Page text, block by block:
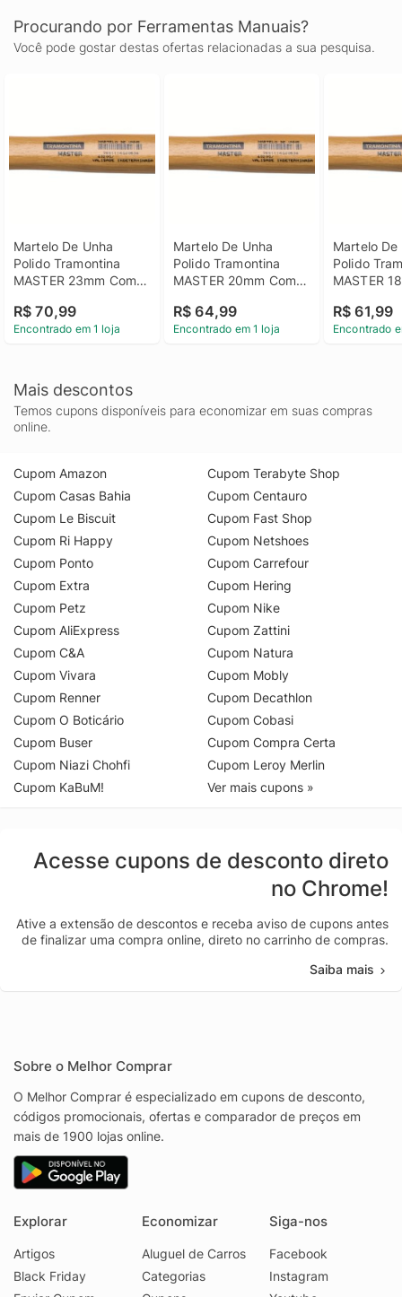
Procurando por Ferramentas Manuais?
Você pode gostar destas ofertas relacionadas a sua pesquisa.
Martelo De Unha
Polido Tramontina
MASTER 23mm Com
Envernizada
R$ 70,99
Encontrado em 1 loja
Martelo De Unha
Polido Tramontina
MASTER 20mm Com
Envernizada
R$ 64,99
Encontrado em 1 loja
Martelo De
Polido
MASTER
R$ 61,99
Encontrado
Mais descontos
Temos cupons disponíveis para economizar em suas compras
online.
Cupom Amazon
Cupom Casas Bahia
Cupom Le Biscuit
Cupom Ri Happy
Cupom Ponto
Cupom Extra
Cupom Petz
Cupom AliExpress
Cupom C&A
Cupom Vivara
Cupom Renner
Cupom O Boticário
Cupom Buser
Cupom Niazi Chohfi
Cupom KaBuM!
Cupom Terabyte Shop
Cupom Centauro
Cupom Fast Shop
Cupom Netshoes
Cupom Carrefour
Cupom Hering
Cupom Nike
Cupom Zattini
Cupom Natura
Cupom Mobly
Cupom Decathlon
Cupom Cobasi
Cupom Compra Certa
Cupom Leroy Merlin
Ver mais cupons »
Acesse cupons de desconto direto
no Chrome!
Ative a extensão de descontos e receba aviso de cupons antes
de finalizar uma compra online, direto no carrinho de compras.
Saiba mais
Sobre o Melhor Comprar
O Melhor Comprar é especializado em cupons de desconto,
códigos promocionais, ofertas e comparador de preços em
mais de 1900 lojas online.
Explorar
Artigos
Black Friday
Economizar
Aluguel de Carros
Categorias
Siga-nos
Facebook
Instagram